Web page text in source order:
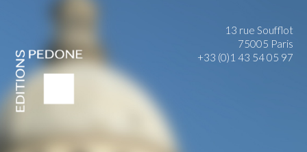
13 rue Soufflot
75005 Paris
+33 (0)1 43 54 05 97